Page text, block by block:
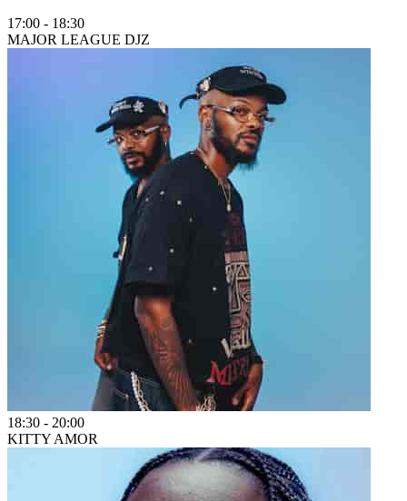
17:00 - 18:30
MAJOR LEAGUE DJZ
18:30 - 20:00
KITTY AMOR